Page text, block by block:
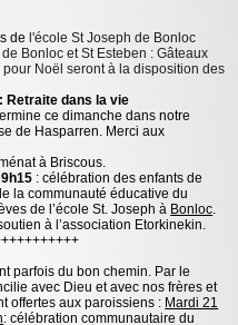
del'école St Joseph de Bonloc
Bonloc et St Esteben : Gâteaux
Noël seront à la disposition des
Retraite dans la vie
ce dimanche dans notre
de Hasparren. Merci aux
à Briscous.
9h15 : célébration des enfants de
la communauté éducative du
de l’école St. Joseph à Bonloc
à l’association Etorkinekin.
parfois du bon chemin. Par le
avec Dieu et avec nos frères et
offertes aux paroissiens : Mardi 21
: célébration communautaire du